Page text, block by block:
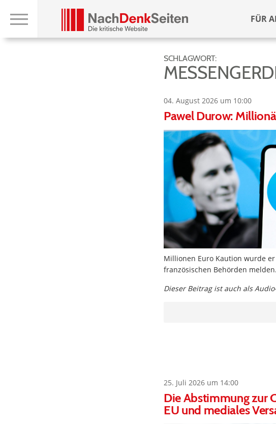
FÜR
SCHLAGWORT:
04. August 2026 um 10:00
Pawel Durow:
Millionen Euro Kaution wurde
französischen Behörden
Dieser Beitrag ist auch als
25. Juli 2026 um 14:00
Die Abstimmung zur
EU und mediales